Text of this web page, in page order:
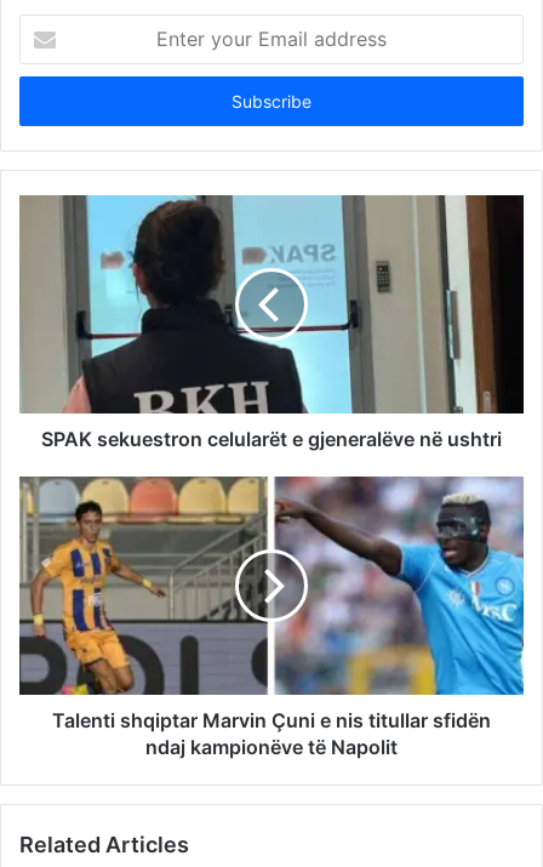
your
Email
SPAK sekuestron celularët e gjeneralëve në ushtri
Talenti shqiptar Marvin Çuni e nis titullar sfidën
ndaj kampionëve të Napolit
Related Articles